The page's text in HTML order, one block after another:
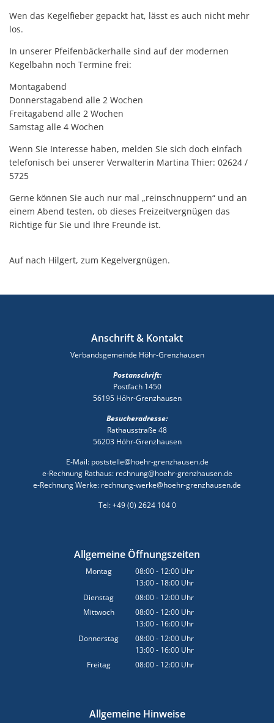
Wen das Kegelfieber gepackt hat, lässt es auch nicht mehr
los.
In unserer Pfeifenbäckerhalle sind auf der modernen
Kegelbahn noch Termine frei:
Montagabend
Donnerstagabend alle 2 Wochen
Freitagabend alle 2 Wochen
Samstag alle 4 Wochen
Wenn Sie Interesse haben, melden Sie sich doch einfach
telefonisch bei unserer Verwalterin Martina Thier: 02624 /
5725
Gerne können Sie auch nur mal „reinschnuppern“ und an
einem Abend testen, ob dieses Freizeitvergnügen das
Richtige für Sie und Ihre Freunde ist.
Auf nach Hilgert, zum Kegelvergnügen.
Anschrift & Kontakt
Verbandsgemeinde Höhr-Grenzhausen
Postanschrift:
Postfach 1450
56195 Höhr-Grenzhausen
Besucheradresse:
Rathausstraße 48
56203 Höhr-Grenzhausen
E-Mail: poststelle@hoehr-grenzhausen.de
e-Rechnung Rathaus: rechnung@hoehr-grenzhausen.de
e-Rechnung Werke: rechnung-werke@hoehr-grenzhausen.de
Tel: +49 (0) 2624 104 0
Allgemeine Öffnungszeiten
Montag 08:00- 12:00 Uhr
Von 08:00 bis 12:00 Uhr
13:00- 18:00 Uhr
Von 13:00 bis 18:00 Uhr
Dienstag 08:00- 12:00 Uhr
Von 08:00 bis 12:00 Uhr
Mittwoch 08:00- 12:00 Uhr
Von 08:00 bis 12:00 Uhr
13:00- 16:00 Uhr
Von 13:00 bis 16:00 Uhr
Donnerstag 08:00- 12:00 Uhr
Von 08:00 bis 12:00 Uhr
13:00- 16:00 Uhr
Von 13:00 bis 16:00 Uhr
Freitag 08:00- 12:00 Uhr
Allgemeine Hinweise